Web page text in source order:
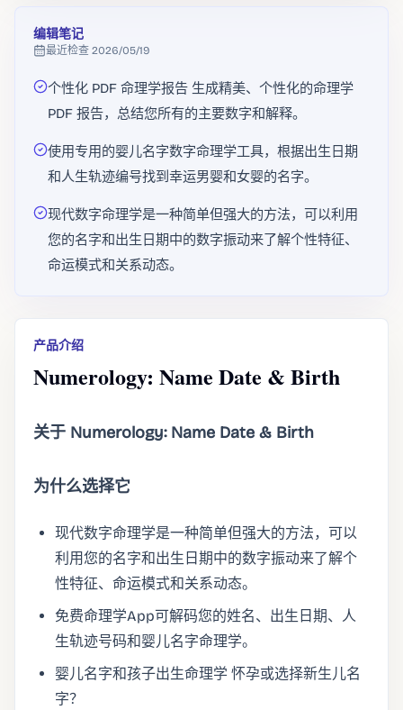
编辑笔记
最近检查 2026/05/19
个性化 PDF 命理学报告 生成精美、个性化的命理学
PDF 报告，总结您所有的主要数字和解释。
使用专用的婴儿名字数字命理学工具，根据出生日期
和人生轨迹编号找到幸运男婴和女婴的名字。
现代数字命理学是一种简单但强大的方法，可以利用
您的名字和出生日期中的数字振动来了解个性特征、
命运模式和关系动态。
产品介绍
Numerology: Name Date & Birth
关于 Numerology: Name Date & Birth
为什么选择它
现代数字命理学是一种简单但强大的方法，可以
利用您的名字和出生日期中的数字振动来了解个
性特征、命运模式和关系动态。
免费命理学App可解码您的姓名、出生日期、人
生轨迹号码和婴儿名字命理学。
婴儿名字和孩子出生命理学 怀孕或选择新生儿名
字？